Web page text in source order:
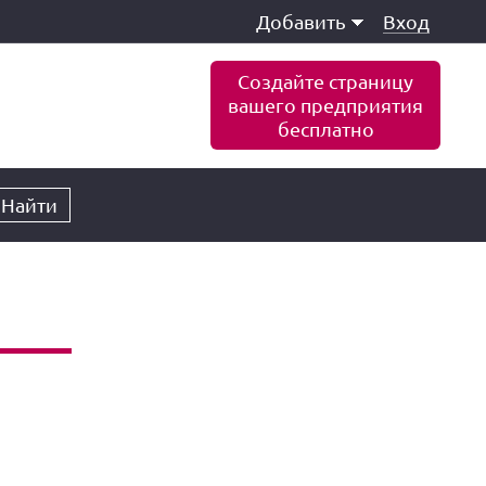
Добавить Вход
Создайте страницу
вашего предприятия
бесплатно
Найти